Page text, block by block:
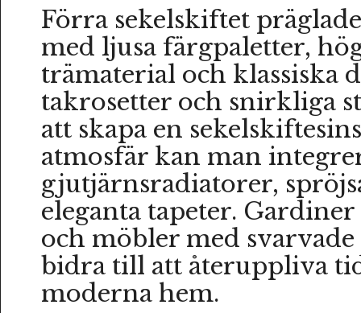
Förra sekelskiftet
med ljusa färgpaletter,
trämaterial och klassiska
takrosetter och snirkliga
att skapa en
atmosfär kan man
gjutjärnsradiatorer,
eleganta tapeter.
och möbler med svarvade
bidra till att återuppliva
moderna hem.